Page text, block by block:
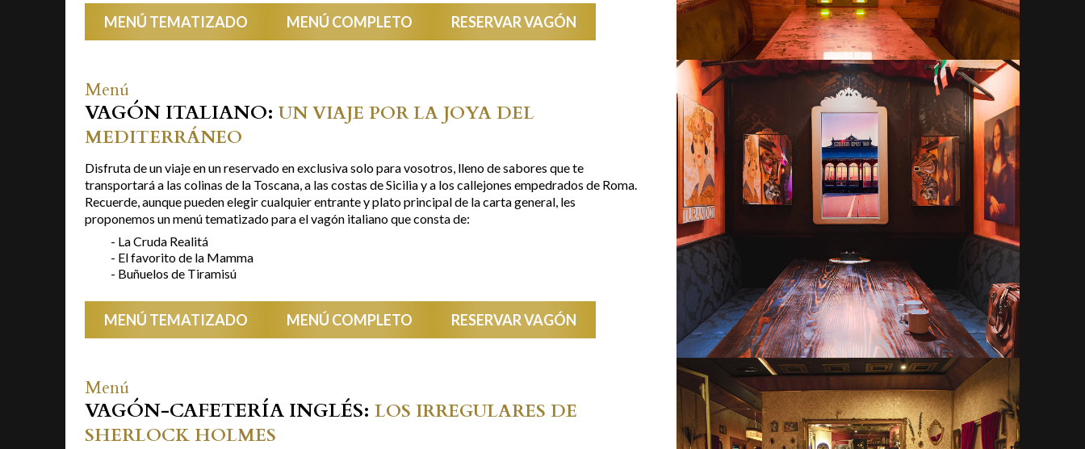
MENÚ TEMATIZADO MENÚ COMPLETO RESERVAR VAGÓN
Menú
VAGÓN ITALIANO: UN VIAJE POR LA JOYA DEL
MEDITERRÁNEO
Disfruta de un viaje en un reservado en exclusiva solo para vosotros, lleno de sabores que te
transportará a las colinas de la Toscana, a las costas de Sicilia y a los callejones empedrados de Roma.
Recuerde, aunque pueden elegir cualquier entrante y plato principal de la carta general, les
proponemos un menú tematizado para el vagón italiano que consta de:
- La Cruda Realitá
- El favorito de la Mamma
- Buñuelos de Tiramisú
MENÚ TEMATIZADO MENÚ COMPLETO RESERVAR VAGÓN
Menú
VAGÓN-CAFETERÍA INGLÉS: LOS IRREGULARES DE
SHERLOCK HOLMES